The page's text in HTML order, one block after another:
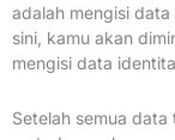
adalah mengisi
sini, kamu akan
mengisi data
Setelah semua